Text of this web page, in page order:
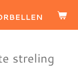
streling